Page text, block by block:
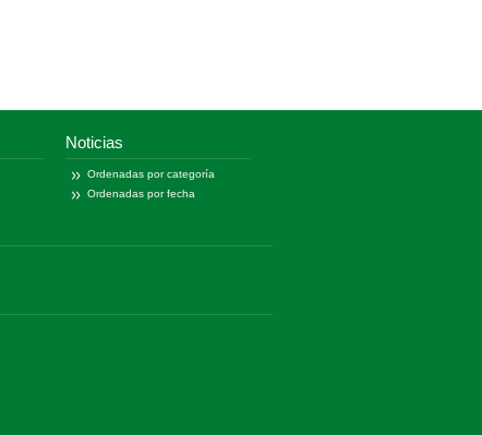
Noticias
Ordenadas por categoría
Ordenadas por fecha